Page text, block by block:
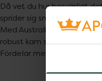
Då vet du hur besvärligt
sprider sig snabbt och kan
Med Australian Bodycare
robust kam som hjälper
Fördelar med Australian